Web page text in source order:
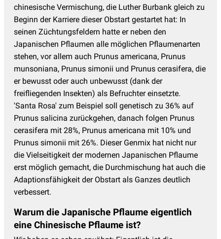
chinesische Vermischung, die Luther Burbank gleich zu
Beginn der Karriere dieser Obstart gestartet hat: In
seinen Züchtungsfeldern hatte er neben den
Japanischen Pflaumen alle möglichen Pflaumenarten
stehen, vor allem auch Prunus americana, Prunus
munsoniana, Prunus simonii und Prunus cerasifera, die
er bewusst oder auch unbewusst (dank der
freifliegenden Insekten) als Befruchter einsetzte.
'Santa Rosa' zum Beispiel soll genetisch zu 36% auf
Prunus salicina zurückgehen, danach folgen Prunus
cerasifera mit 28%, Prunus americana mit 10% und
Prunus simonii mit 26%. Dieser Genmix hat nicht nur
die Vielseitigkeit der modernen Japanischen Pflaume
erst möglich gemacht, die Durchmischung hat auch die
Adaptionsfähigkeit der Obstart als Ganzes deutlich
verbessert.
Warum die Japanische Pflaume eigentlich
eine Chinesische Pflaume ist?